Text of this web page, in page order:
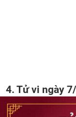
4. Tử vi ngày